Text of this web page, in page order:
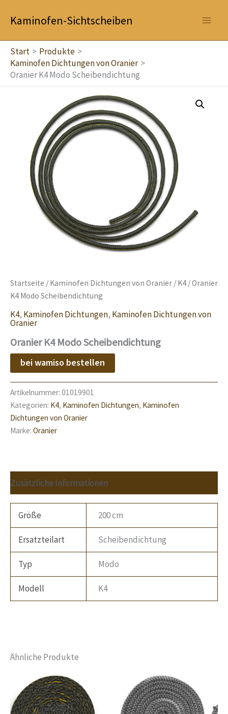
InhaltKaminofen-Sichtscheiben
Start
Produkte
Kaminofen Dichtungen von Oranier
Oranier K4 Modo Scheibendichtung
Startseite / Kaminofen Dichtungen von Oranier / K4 / Oranier
K4 Modo Scheibendichtung
K4, Kaminofen Dichtungen, Kaminofen Dichtungen von
Oranier
Oranier K4 Modo Scheibendichtung
bei wamiso bestellen
Artikelnummer: 01019901
Kategorien: K4, Kaminofen Dichtungen, Kaminofen
Dichtungen von Oranier
Marke: Oranier
Zusätzliche Informationen
Größe 200 cm
Ersatzteilart Scheibendichtung
Typ Modo
Modell K4
Ähnliche Produkte